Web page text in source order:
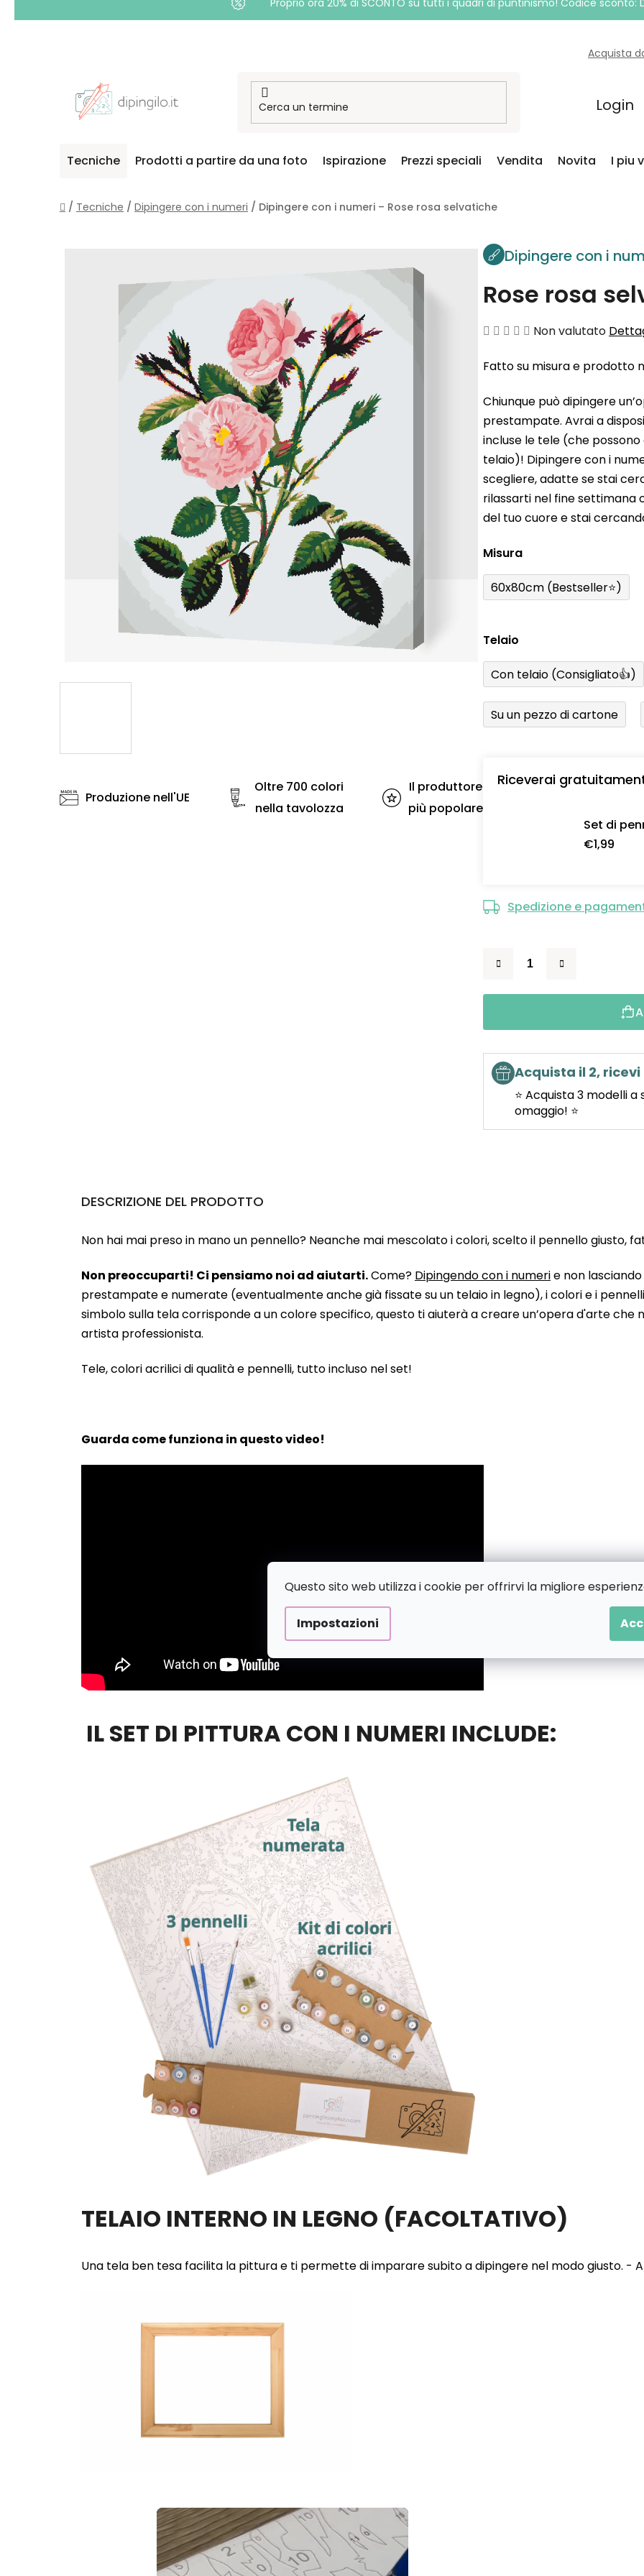
Questo sito web utilizza i cookie per offrirvi la migliore
Impostazioni
Proprio ora 20% di SCONTO su tutti i quadri di puntinismo! Codice sconto:
Acquista
Login
Tecniche Prodotti a partire da una foto Ispirazione Prezzi speciali Vendita Novita I piu
Casa
/ Tecniche / Dipingere con i numeri / Dipingere con i numeri – Rose rosa selvatiche
Dipingere con i
Rose rosa
La
media
prodotto
è
0,0
su
5
stelle.
Non valutato
Fatto su misura e prodotto
Chiunque può dipingere
prestampate. Avrai a
incluse le tele (che
telaio)! Dipingere con i
scegliere, adatte se stai
rilassarti nel fine settimana
del tuo cuore e stai
Misura
60x80cm (Bestseller⭐)
Telaio
Con telaio (Consigliato👍)
Su un pezzo di cartone
Riceverai
Set di
€1,99
Spedizione e
Acquista il 2, ricevi
⭐ Acquista 3 modelli
omaggio! ⭐
Produzione nell'UE
Oltre 700 colori
nella tavolozza
Il produttore
più popolare
DESCRIZIONE DEL PRODOTTO
Non hai mai preso in mano un pennello? Neanche mai mescolato i colori, scelto il pennello giusto,
Non preoccuparti! Ci pensiamo noi ad aiutarti.Come? Dipingendo con i numerie non
prestampate e numerate (eventualmente anche già fissate su un telaio in legno), i colori e i
simbolo sulla tela corrisponde a un colore specifico, questo ti aiuterà a creare un’opera d'arte che
artista professionista.
Tele, colori acrilici di qualità e pennelli, tutto incluso nel set!
Guarda come funziona in questo video!
IL SET DI PITTURA CON I NUMERI INCLUDE:
TELAIO INTERNO IN LEGNO (FACOLTATIVO)
Una tela ben tesa facilita la pittura e ti permette di imparare subito a dipingere nel modo giusto.